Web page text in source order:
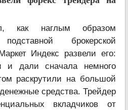
как наглым образом
брокерской
Индекс развели его:
и дали сначала немного
раскрутили на большой
средства. Трейдер
вкладчиков от